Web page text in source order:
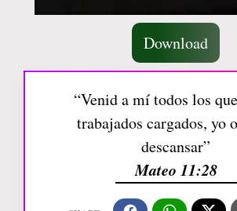
Download
“Venid a mí todos los
trabajados cargados, yo
descansar”
Mateo 11:28